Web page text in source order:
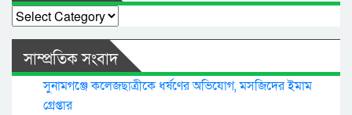
Categories
সাম্প্রতিক সংবাদ
সুনামগঞ্জে কলেজছাত্রীকে ধর্ষণের অভিযোগ, মসজিদের ইমাম
গ্রেপ্তার